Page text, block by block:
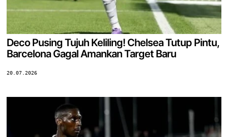
Deco Pusing Tujuh Keliling! Chelsea Tutup Pintu,
Barcelona Gagal Amankan Target Baru
20.07.2026